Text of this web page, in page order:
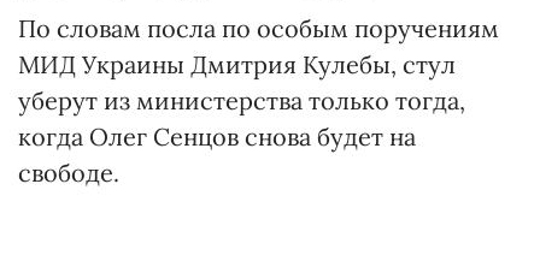
По словам посла по особым поручениям
МИД Украины Дмитрия Кулебы, стул
уберут из министерства только тогда,
когда Олег Сенцов снова будет на
свободе.